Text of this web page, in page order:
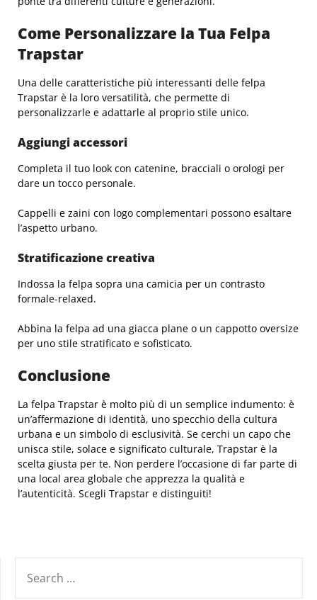
Come Personalizzare la Tua Felpa
Trapstar
Una delle caratteristiche più interessanti delle felpa
Trapstar è la loro versatilità, che permette di
personalizzarle e adattarle al proprio stile unico.
Aggiungi accessori
Completa il tuo look con catenine, bracciali o orologi per
dare un tocco personale.
Cappelli e zaini con logo complementari possono esaltare
l’aspetto urbano.
Stratificazione creativa
Indossa la felpa sopra una camicia per un contrasto
formale-relaxed.
Abbina la felpa ad una giacca plane o un cappotto oversize
per uno stile stratificato e sofisticato.
Conclusione
La felpa Trapstar è molto più di un semplice indumento: è
un’affermazione di identità, uno specchio della cultura
urbana e un simbolo di esclusività. Se cerchi un capo che
unisca stile, solace e significato culturale, Trapstar è la
scelta giusta per te. Non perdere l’occasione di far parte di
una local area globale che apprezza la qualità e
l’autenticità. Scegli Trapstar e distinguiti!
FOR: